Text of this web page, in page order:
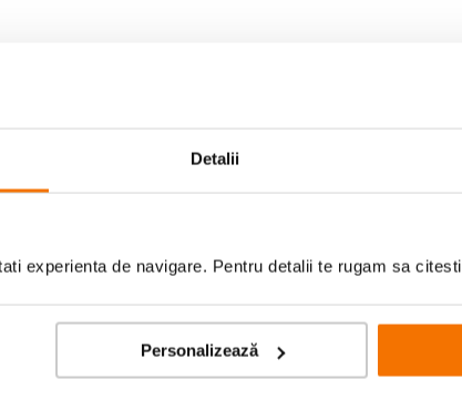
Detalii
experienta de navigare. Pentru detalii te rugam sa citesti
Personalizează
Scrie prima recenzie